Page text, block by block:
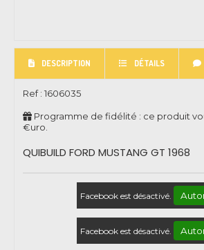
DESCRIPTION DÉTAILS
Ref : 1606035
Programme de fidélité : ce produit
€uro.
QUIBUILD FORD MUSTANG GT 1968
Facebook est désactivé.
Facebook est désactivé.